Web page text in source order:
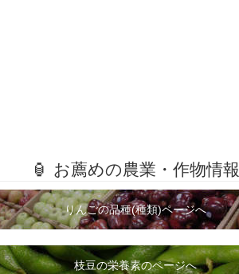
🏮 お薦めの農業・作物情報
りんごの品種(種類)ページへ
枝豆の栄養素のページへ